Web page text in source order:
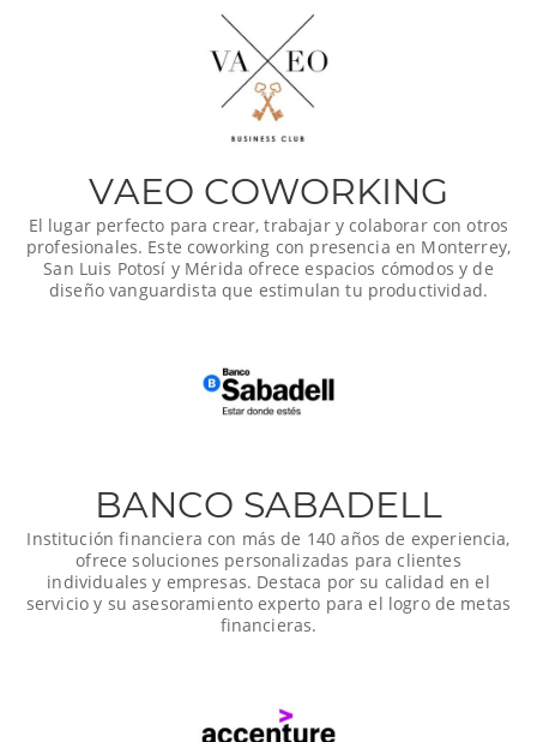
VAEO COWORKING
El lugar perfecto para crear, trabajar y colaborar con otros
profesionales. Este coworking con presencia en Monterrey,
San Luis Potosí y Mérida ofrece espacios cómodos y de
diseño vanguardista que estimulan tu productividad.
BANCO SABADELL
Institución financiera con más de 140 años de experiencia,
ofrece soluciones personalizadas para clientes
individuales y empresas. Destaca por su calidad en el
servicio y su asesoramiento experto para el logro de metas
financieras.